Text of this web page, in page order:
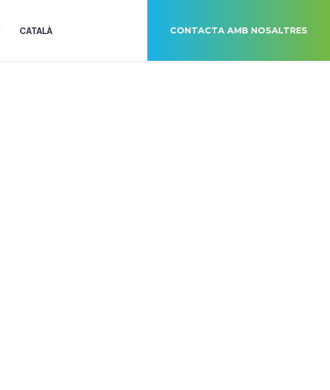
CATALÀ CONTACTA AMB NOSALTRES